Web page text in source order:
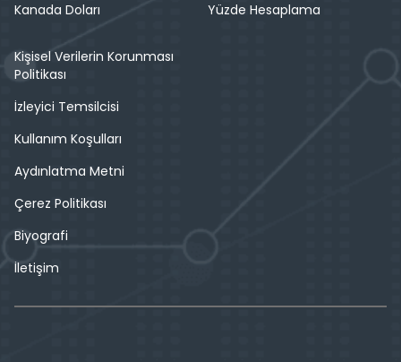
Kanada Doları
Yüzde Hesaplama
Kişisel Verilerin Korunması
Politikası
İzleyici Temsilcisi
Kullanım Koşulları
Aydınlatma Metni
Çerez Politikası
Biyografi
İletişim